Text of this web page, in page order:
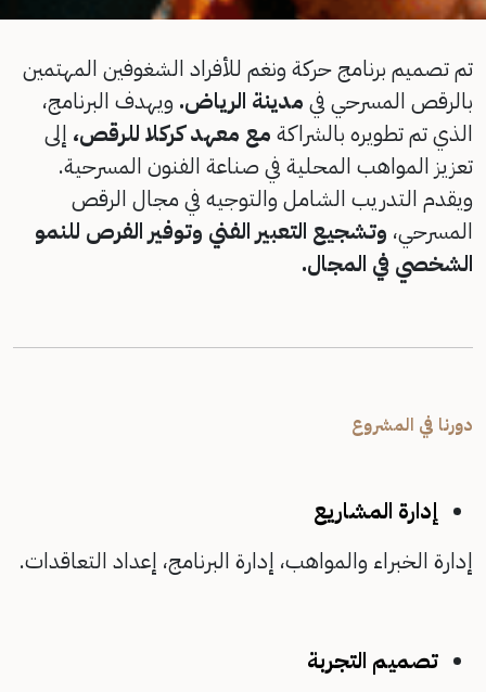
تم تصميم برنامج حركة ونغم للأفراد الشغوفين المهتمين
بالرقص المسرحي في مدينة الرياض. ويهدف البرنامج،
الذي تم تطويره بالشراكة مع معهد كركلا للرقص، إلى
تعزيز المواهب المحلية في صناعة الفنون المسرحية.
ويقدم التدريب الشامل والتوجيه في مجال الرقص
المسرحي، وتشجيع التعبير الفني وتوفير الفرص للنمو
الشخصي في المجال.
دورنا في المشروع
إدارة المشاريع
إدارة الخبراء والمواهب، إدارة البرنامج، إعداد التعاقدات.
تصميم التجربة